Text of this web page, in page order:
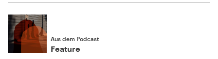
Aus dem Podcast
Feature